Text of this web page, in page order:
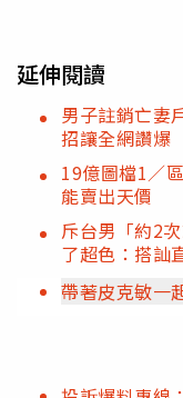
延伸閱讀
男子註銷亡妻
招讓全網讚爆
19億圖檔1／
能賣出天價
斥台男「約2
了超色：搭訕
帶著皮克敏一